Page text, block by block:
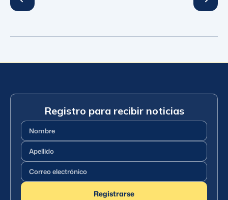
Registro para recibir noticias
Nombre
Apellido
Correo
electrónico(Requerido)
Registrarse